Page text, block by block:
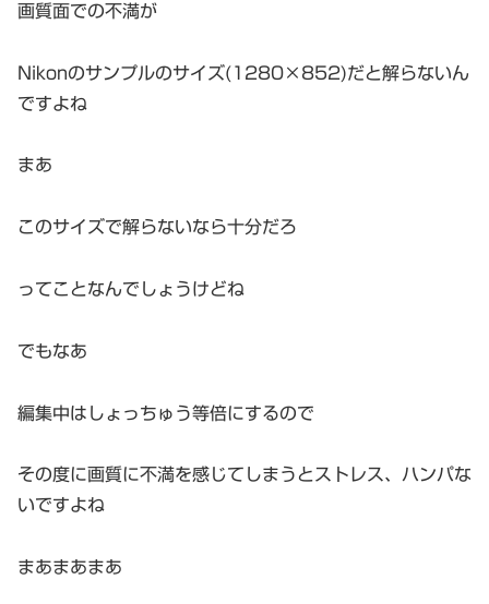
画質面での不満が
Nikonのサンプルのサイズ(1280×852)だと解らないん
ですよね
まあ
このサイズで解らないなら十分だろ
ってことなんでしょうけどね
でもなあ
編集中はしょっちゅう等倍にするので
その度に画質に不満を感じてしまうとストレス、ハンパな
いですよね
まあまあまあ